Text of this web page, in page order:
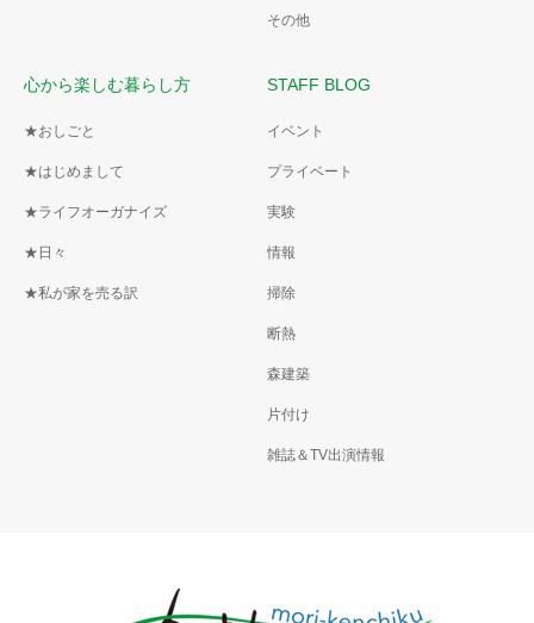
その他
心から楽しむ暮らし方
★おしごと
★はじめまして
★ライフオーガナイズ
★日々
★私が家を売る訳
STAFF BLOG
イベント
プライベート
実験
情報
掃除
断熱
森建築
片付け
雑誌＆TV出演情報